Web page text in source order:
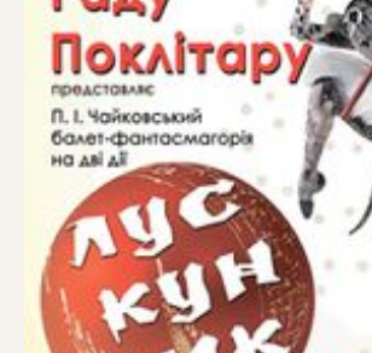
ДОВІДКА